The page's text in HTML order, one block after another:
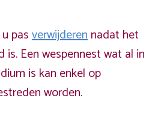
pasverwijderennadat het
Een wespennest wat al in
is kan enkel op
worden.